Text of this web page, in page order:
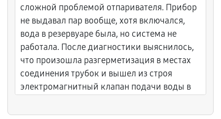
сложной проблемой отпаривателя. Прибор
не выдавал пар вообще, хотя включался,
вода в резервуаре была, но система не
работала. После диагностики выяснилось,
что произошла разгерметизация в местах
соединения трубок и вышел из строя
электромагнитный клапан подачи воды в
на оригинальный, пересоединили все